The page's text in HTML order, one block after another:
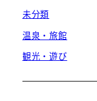
未分類
温泉・旅館
観光・遊び